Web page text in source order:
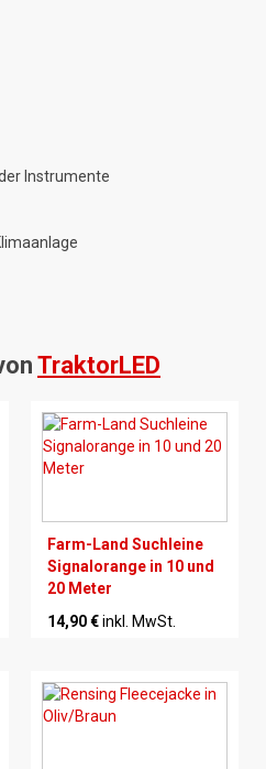
Instrumente
TraktorLED
Farm-Land Suchleine
Signalorange in 10 und
20 Meter
14,90 €inkl. MwSt.